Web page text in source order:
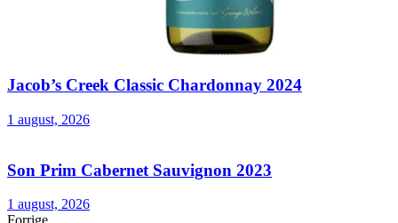
Jacob’s Creek Classic Chardonnay 2024
1 august, 2026
Son Prim Cabernet Sauvignon 2023
1 august, 2026